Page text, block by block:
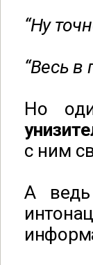
“Ну
“Весь в
Но
с ним
А ведь